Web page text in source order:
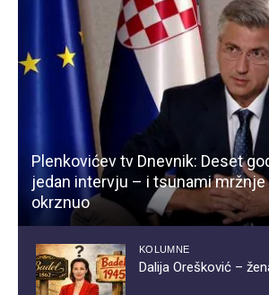
Plenkovićev tv Dnevnik: Deset
jedan intervju – i tsunami mržnje
okrznuo
KOLUMNE
Dalija Orešković –